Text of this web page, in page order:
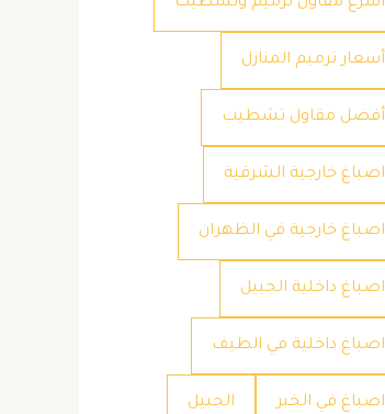
أسرع مقاول ترميم وتشطيب
أسعار ترميم المنازل
أفضل مقاول تشطيب
اصباغ خارجية الشرقية
اصباغ خارجية في الظهران
اصباغ داخلية الجبيل
اصباغ داخلية في الطيف
اصباغ في الخبر الجبيل